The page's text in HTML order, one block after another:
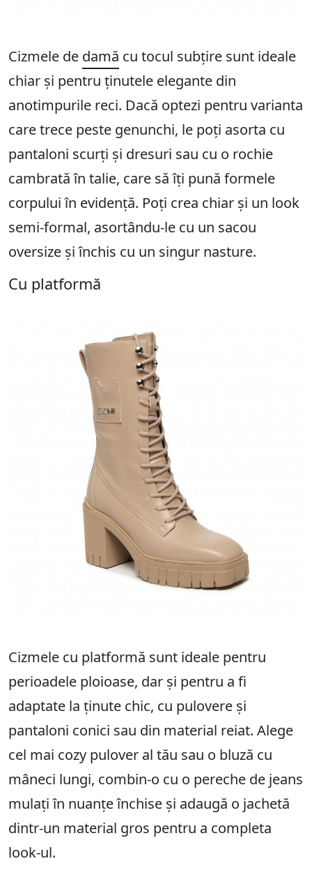
Cizmele de damă cu tocul subțire sunt ideale
chiar și pentru ținutele elegante din
anotimpurile reci. Dacă optezi pentru varianta
care trece peste genunchi, le poți asorta cu
pantaloni scurți și dresuri sau cu o rochie
cambrată în talie, care să îți pună formele
corpului în evidență. Poți crea chiar și un look
semi-formal, asortându-le cu un sacou
oversize și închis cu un singur nasture.
Cu platformă
Cizmele cu platformă sunt ideale pentru
perioadele ploioase, dar și pentru a fi
adaptate la ținute chic, cu pulovere și
pantaloni conici sau din material reiat. Alege
cel mai cozy pulover al tău sau o bluză cu
mâneci lungi, combin-o cu o pereche de jeans
mulați în nuanțe închise și adaugă o jachetă
dintr-un material gros pentru a completa
look-ul.